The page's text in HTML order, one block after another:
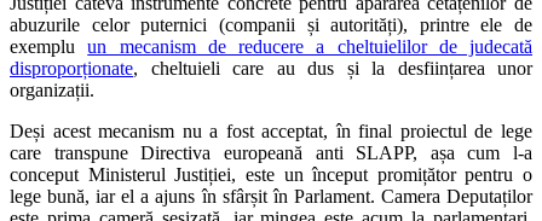
abuzurile celor puternici (companii și autorități), printre ele de
exempluun mecanism de reducere a cheltuielilor de judecată
disproporționate, cheltuieli care au dus și la desființarea unor
organizații.
Deși acest mecanism nu a fost acceptat, în final proiectul de lege
care transpune Directiva europeană anti SLAPP, așa cum l-a
conceput Ministerul Justiției, este un început promițător pentru o
lege bună, iar el a ajuns în sfârșit în Parlament. Camera Deputaților